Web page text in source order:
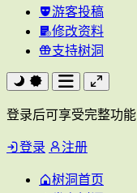
游客投稿
修改资料
支持树洞
登录后可享受完整功能
登录 注册
树洞首页